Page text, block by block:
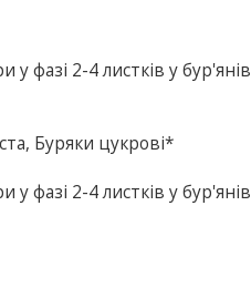
фазі 2-4 листків у бур'янів
Буряки цукрові*
фазі 2-4 листків у бур'янів